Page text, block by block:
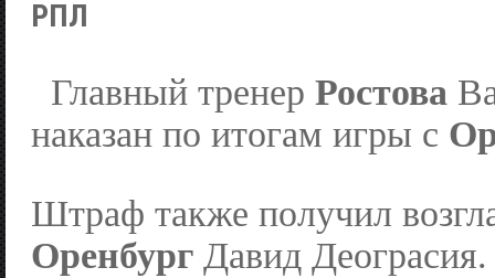
РПЛ
Главный тренер Ростова
наказан по итогам игры с
Штраф также получил
Оренбург Давид Деограсия.